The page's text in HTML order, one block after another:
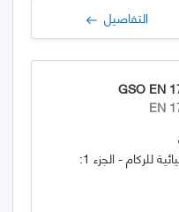
التفاصيل
GSO EN
EN
اختبارات الخصائص الكيميائية للركام - الجزء 1: